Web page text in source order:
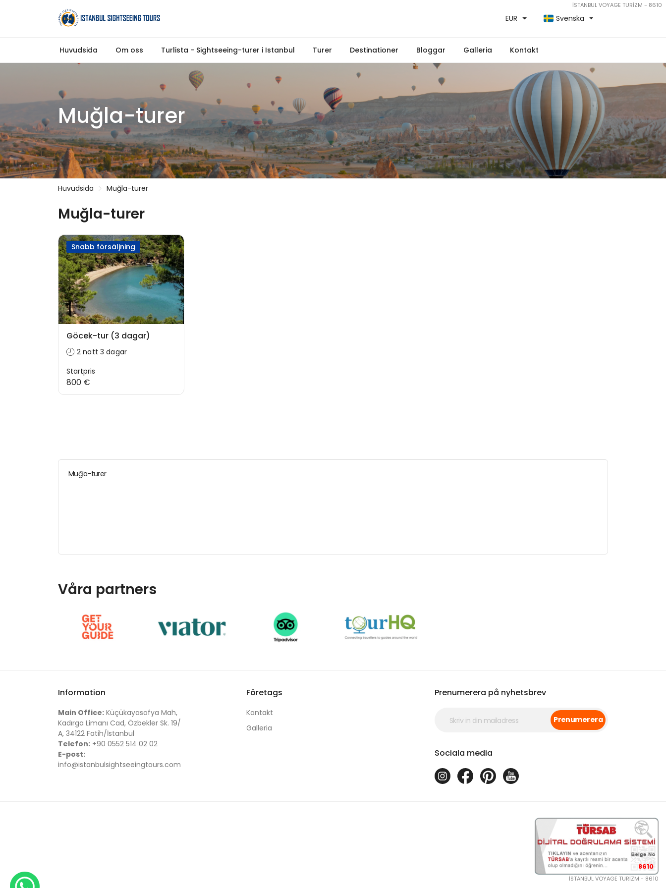
İSTANBUL VOYAGE TURİZM - 8610
EUR Svenska
Huvudsida Om oss Turlista - Sightseeing-turer i Istanbul Turer Destinationer Bloggar Galleria Kontakt
Muğla-turer
Huvudsida Muğla-turer
Muğla-turer
Snabb försäljning
Göcek-tur (3 dagar)
2 natt 3 dagar
Startpris
800 €
Muğla-turer
Våra partners
Information
Main Office: Küçükayasofya Mah,
Kadırga Limanı Cad, Özbekler Sk. 19/
A, 34122 Fatih/İstanbul
Telefon: +90 0552 514 02 02
E-post:
info@istanbulsightseeingtours.com
Företags
Kontakt
Galleria
Prenumerera på nyhetsbrev
Prenumerera
Sociala media
8610
İSTANBUL VOYAGE TURİZM - 8610